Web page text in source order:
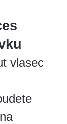
vlasec